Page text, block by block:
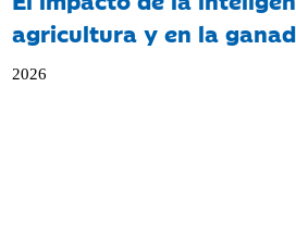
agricultura y en la
2026